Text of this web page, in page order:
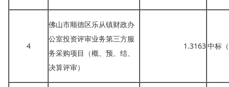
4
佛山市顺德区乐从镇财政办
公室投资评审业务第三方服
务采购项目（概、预、结、
决算评审）
1.3163中标